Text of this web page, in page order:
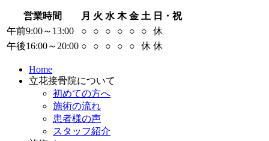
営業時間 月 火 水 木 金 土 日・祝
午前9:00～13:00
○ ○ ○ ○ ○ ○
休
午後16:00～20:00 ○ ○ ○ ○ ○ 休 休
Home
立花接骨院について
初めての方へ
施術の流れ
患者様の声
スタッフ紹介